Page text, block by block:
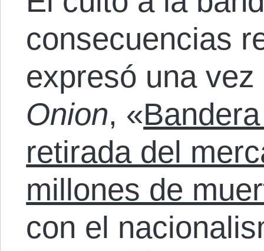
consecuencias
expresó una
Onion, «
retirada del
millones de
con el